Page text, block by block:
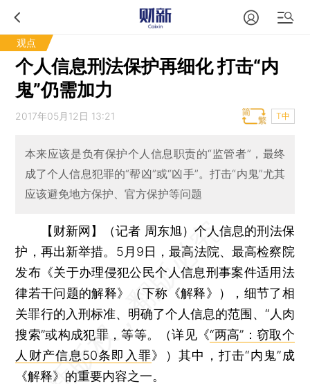
观点
个人信息刑法保护再细化 打击“内
鬼”仍需加力
2017年05月12日 13:21 T中
本来应该是负有保护个人信息职责的“监管者”，最终
成了个人信息犯罪的“帮凶”或“凶手”。打击“内鬼”尤其
应该避免地方保护、官方保护等问题
【财新网】（记者 周东旭） 个人信息的刑法保
护，再出新举措。5月9日，最高法院、最高检察院
发布《关于办理侵犯公民个人信息刑事案件适用法
律若干问题的解释》（下称《解释》），细节了相
关罪行的入刑标准、明确了个人信息的范围、“人肉
搜索”或构成犯罪，等等。（详见《“两高”：窃取个
人财产信息50条即入罪》）其中，打击“内鬼”成
《解释》的重要内容之一。